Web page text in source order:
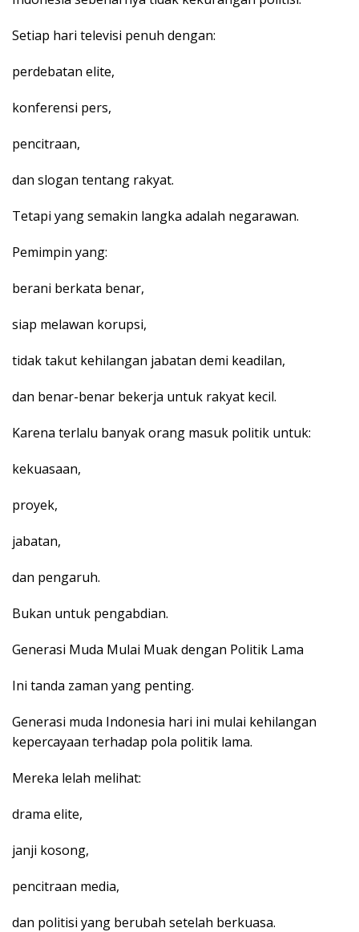
Setiap hari televisi penuh dengan:
perdebatan elite,
konferensi pers,
pencitraan,
dan slogan tentang rakyat.
Tetapi yang semakin langka adalah negarawan.
Pemimpin yang:
berani berkata benar,
siap melawan korupsi,
tidak takut kehilangan jabatan demi keadilan,
dan benar-benar bekerja untuk rakyat kecil.
Karena terlalu banyak orang masuk politik untuk:
kekuasaan,
proyek,
jabatan,
dan pengaruh.
Bukan untuk pengabdian.
Generasi Muda Mulai Muak dengan Politik Lama
Ini tanda zaman yang penting.
Generasi muda Indonesia hari ini mulai kehilangan
kepercayaan terhadap pola politik lama.
Mereka lelah melihat:
drama elite,
janji kosong,
pencitraan media,
dan politisi yang berubah setelah berkuasa.